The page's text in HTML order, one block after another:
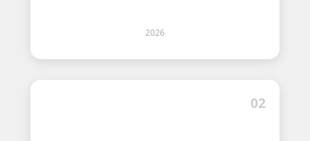
2026
02